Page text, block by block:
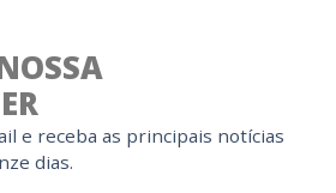
e receba as principais notícias
dias.